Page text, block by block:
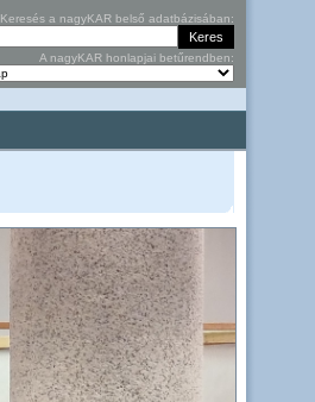
Keresés a nagyKAR belső adatbázisában:
A nagyKAR honlapjai betűrendben: